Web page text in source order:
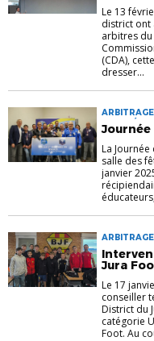
Le 13
district ont
arbitres
(CDA),
dresser...
JOURNÉE
Journée
La Journée
salle des
janvier
CLUBS
Jura
Le 17
conseiller
District du
catégorie
Foot. Au